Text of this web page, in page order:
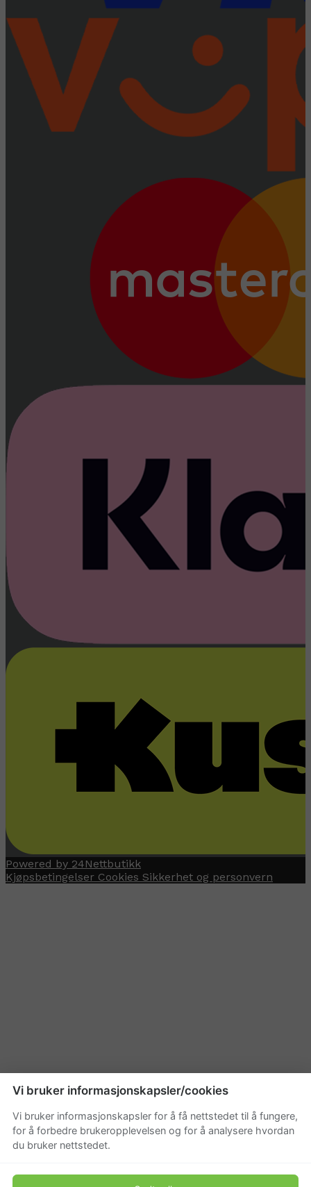
Powered by 24Nettbutikk
Kjøpsbetingelser Cookies Sikkerhet og personvern
Vi bruker informasjonskapsler/cookies
Vi bruker informasjonskapsler for å få nettstedet til å fungere,
for å forbedre brukeropplevelsen og for å analysere hvordan
du bruker nettstedet.